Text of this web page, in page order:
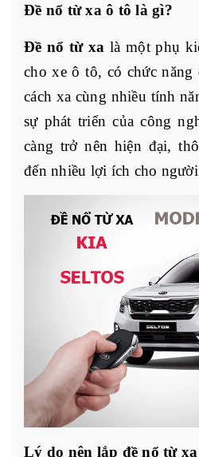
Đề nổ từ xa ô tô là gì?
Đề nổ từ xa là một phụ
cho xe ô tô, có chức
cách xa cùng nhiều tính
sự phát triển của công
càng trở nên hiện đại,
đến nhiều lợi ích cho
Lý do nên lắp đề nổ từ xa